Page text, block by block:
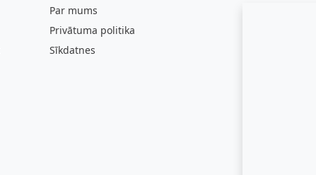
Par mums
Privātuma politika
Sīkdatnes